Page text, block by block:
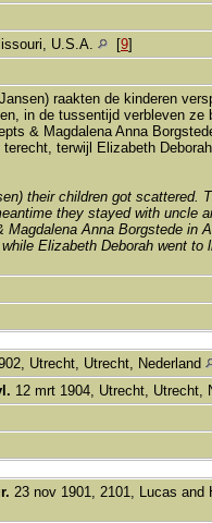
U.S.A. [9]
raakten de kinderen
in de tussentijd verbleven
& Magdalena Anna
terwijl Elizabeth
their children got scattered.
they stayed with uncle
Anna Borgstede in
Elizabeth Deborah went
Utrecht, Utrecht, Nederland
12 mrt 1904, Utrecht, Utrecht,
23 nov 1901, 2101, Lucas